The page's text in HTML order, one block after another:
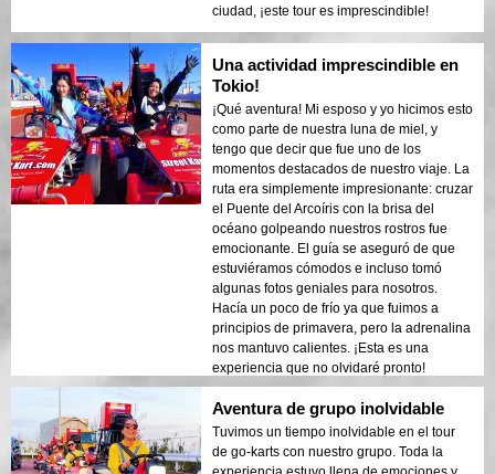
ciudad, ¡este tour es imprescindible!
Una actividad imprescindible en
Tokio!
¡Qué aventura! Mi esposo y yo hicimos esto
como parte de nuestra luna de miel, y
tengo que decir que fue uno de los
momentos destacados de nuestro viaje. La
ruta era simplemente impresionante: cruzar
el Puente del Arcoíris con la brisa del
océano golpeando nuestros rostros fue
emocionante. El guía se aseguró de que
estuviéramos cómodos e incluso tomó
algunas fotos geniales para nosotros.
Hacía un poco de frío ya que fuimos a
principios de primavera, pero la adrenalina
nos mantuvo calientes. ¡Esta es una
experiencia que no olvidaré pronto!
Aventura de grupo inolvidable
Tuvimos un tiempo inolvidable en el tour
de go-karts con nuestro grupo. Toda la